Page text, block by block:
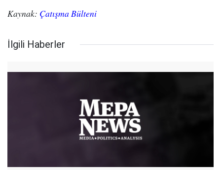
Kaynak: Çatışma Bülteni
İlgili Haberler